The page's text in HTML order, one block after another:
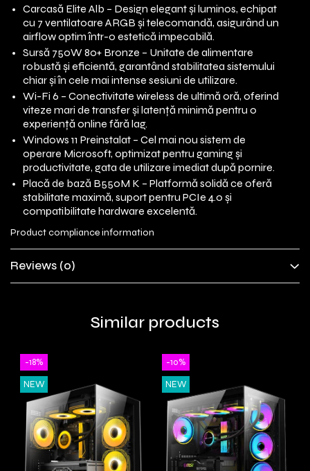
Carcasă Elite Alb – Design elegant și luminos, echipat
cu 7 ventilatoare ARGB și telecomandă, asigurând un
airflow optim într-o estetică impecabilă.
Sursă 750W 80+ Bronze – Unitate de alimentare
robustă și eficientă, garantând stabilitatea sistemului
chiar și în cele mai intense sesiuni de utilizare.
Wi-Fi 6 – Conectivitate wireless de ultimă oră, oferind
viteze mari de transfer și latență minimă pentru o
experiență online fără lag.
Windows 11 Preinstalat – Cel mai nou sistem de
operare Microsoft, optimizat pentru gaming și
productivitate, gata de utilizare imediat după pornire.
Placă de bază B550M K – Platformă solidă ce oferă
stabilitate maximă, suport pentru PCIe 4.0 și
compatibilitate hardware excelentă.
Product compliance information
Reviews (0)
Similar products
-18%
NEW
-10%
NEW